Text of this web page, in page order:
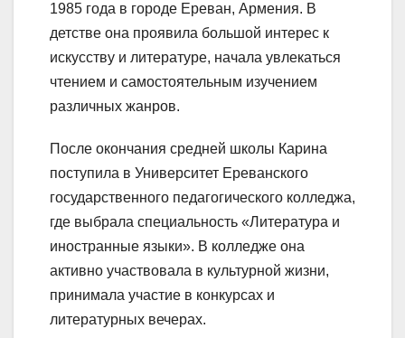
1985 года в городе Ереван, Армения. В
детстве она проявила большой интерес к
искусству и литературе, начала увлекаться
чтением и самостоятельным изучением
различных жанров.
После окончания средней школы Карина
поступила в Университет Ереванского
государственного педагогического колледжа,
где выбрала специальность «Литература и
иностранные языки». В колледже она
активно участвовала в культурной жизни,
принимала участие в конкурсах и
литературных вечерах.